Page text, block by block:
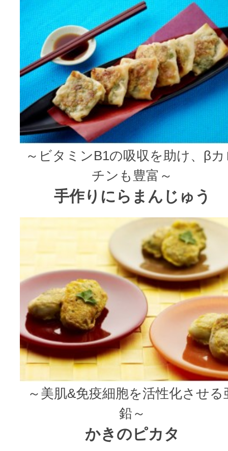
～ビタミンB1の吸収を助け、β
チンも豊富～
手作りにらまんじゅう
～美肌&免疫細胞を活性化させる
鉛～
かきのピカタ